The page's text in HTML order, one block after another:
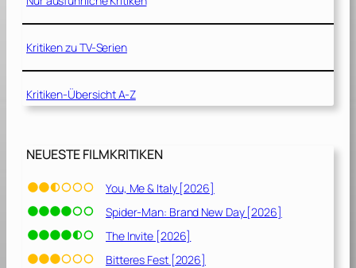
s
e
m
S
r
n
h
ö
r
Kritiken zu TV-Serien
Kritiken-Übersicht A-Z
NEUESTE FILMKRITIKEN
You, Me & Italy [2026]
Spider-Man: Brand New Day [2026]
The Invite [2026]
Bitteres Fest [2026]